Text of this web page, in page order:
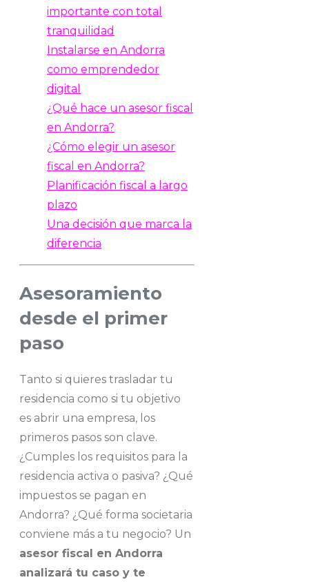
importante con total
tranquilidad
Instalarse en Andorra
como emprendedor
digital
¿Qué hace un asesor fiscal
en Andorra?
¿Cómo elegir un asesor
fiscal en Andorra?
Planificación fiscal a largo
plazo
Una decisión que marca la
diferencia
Asesoramiento
desde el primer
paso
Tanto si quieres trasladar tu
residencia como si tu objetivo
es abrir una empresa, los
primeros pasos son clave.
¿Cumples los requisitos para la
residencia activa o pasiva? ¿Qué
impuestos se pagan en
Andorra? ¿Qué forma societaria
conviene más a tu negocio? Un
asesor fiscal en Andorra
analizará tu caso y te